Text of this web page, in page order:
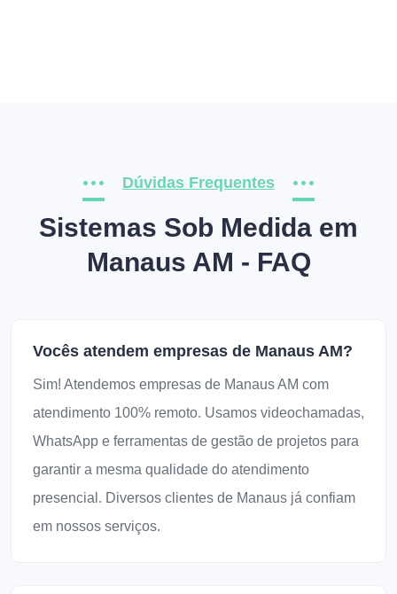
Dúvidas Frequentes
Sistemas Sob Medida em
Manaus AM - FAQ
Vocês atendem empresas de Manaus AM?
Sim! Atendemos empresas de Manaus AM com
atendimento 100% remoto. Usamos videochamadas,
WhatsApp e ferramentas de gestão de projetos para
garantir a mesma qualidade do atendimento
presencial. Diversos clientes de Manaus já confiam
em nossos serviços.